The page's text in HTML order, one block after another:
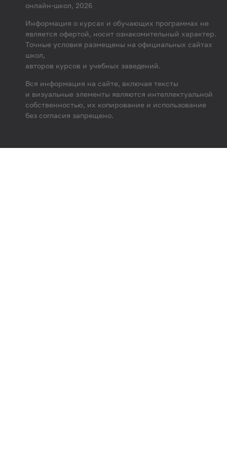
онлайн-школ, 2026
Информация о курсах и обучающих программах не
является офертой, носит ознакомительный характер.
Точные условия размещены на официальных сайтах
школ,
авторов курсов и учебных заведений.
Вся информация на сайте, включая тексты
и визуальные элементы являются интеллектуальной
собственностью, их копирование и использование
без согласия запрещено.